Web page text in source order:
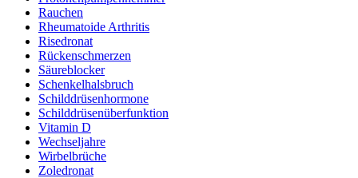
Rauchen
Rheumatoide Arthritis
Risedronat
Rückenschmerzen
Säureblocker
Schenkelhalsbruch
Schilddrüsenhormone
Schilddrüsenüberfunktion
Vitamin D
Wechseljahre
Wirbelbrüche
Zoledronat